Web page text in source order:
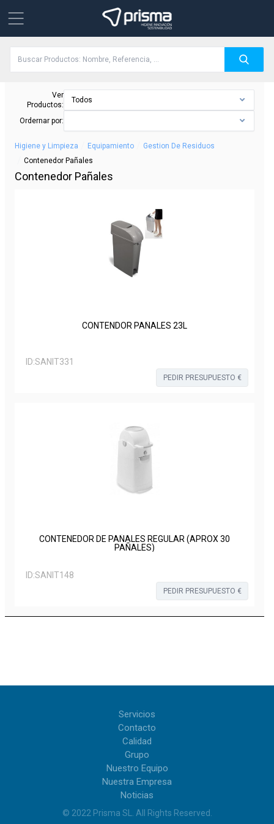
Ver
Productos:
Todos
Ordernar por:
Higiene y Limpieza Equipamiento Gestion De Residuos
Contenedor Pañales
Contenedor Pañales
CONTENDOR PAÑALES 23L
ID:SANIT331
PEDIR PRESUPUESTO €
CONTENEDOR DE PAÑALES REGULAR (APROX 30
PAÑALES)
ID:SANIT148
PEDIR PRESUPUESTO €
Servicios
Contacto
Calidad
Grupo
Nuestro Equipo
Nuestra Empresa
Noticias
© 2022 Prisma SL All Rights Reserved